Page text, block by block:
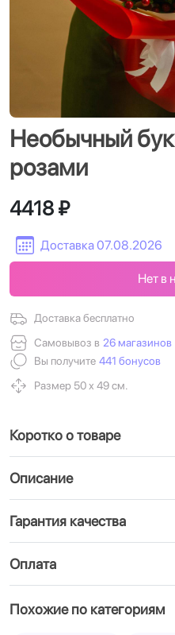
Необычный
розами
Доставка 07.08.2026
4418 ₽
Доставка бесплатно
Самовывоз в 26 магазинов
Вы получите 441 бонусов
Размер 50 х 49 см.
Нет в
Коротко о товаре
Описание
Гарантия качества
Оплата
Похожие по категориям